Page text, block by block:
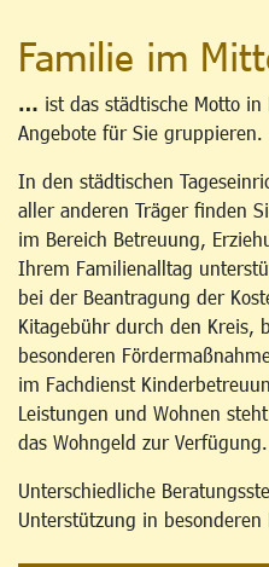
Familie im
… ist das städtische Motto
Angebote für Sie gruppieren.
In den städtischen
aller anderen Träger finden
im Bereich Betreuung,
Ihrem Familienalltag
bei der Beantragung der
Kitagebühr durch den Kreis,
besonderen
im Fachdienst
Leistungen und Wohnen
das Wohngeld zur Verfügung.
Unterschiedliche
Unterstützung in besonderen